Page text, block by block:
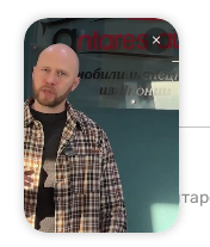
2008-2026 ООО